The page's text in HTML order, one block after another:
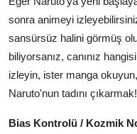
sonra animeyi
sansürsüz halini görmüş
biliyorsanız, canınız
izleyin, ister manga
Naruto'nun tadını çıkarmak!
Bias Kontrolü / Kozmik